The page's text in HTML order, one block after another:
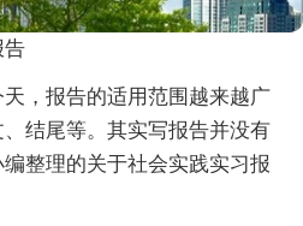
告
，报告的适用范围越来越广
结尾等。其实写报告并没有
整理的关于社会实践实习报